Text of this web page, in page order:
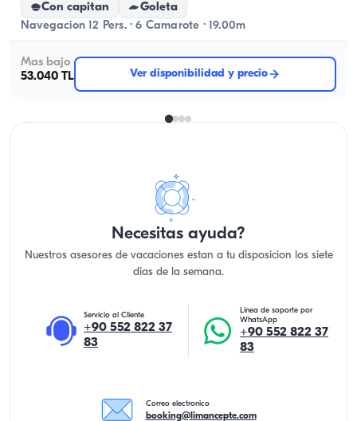
Con capitan
Goleta
Navegacion 12 Pers. · 6 Camarote · 19.00m
Mas bajo
53.040 TL
Ver disponibilidad y precio
Necesitas ayuda?
Nuestros asesores de vacaciones estan a tu disposicion los siete
dias de la semana.
Servicio al Cliente
+90 552 822 37
83
Linea de soporte por
WhatsApp
+90 552 822 37
83
Correo electronico
booking@limancepte.com